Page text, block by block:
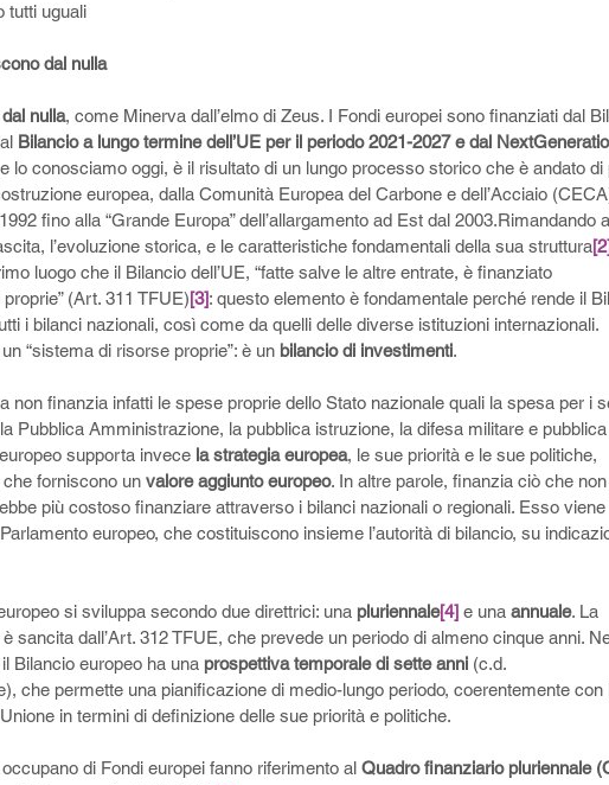
tutti uguali
dal nulla
nulla, come Minerva dall’elmo di Zeus. I Fondi europei sono finanziati dal
Bilancio a lungo termine dell’UE per il periodo 2021-2027 e dal
lo conosciamo oggi, è il risultato di un lungo processo storico che è andato di
europea, dalla Comunità Europea del Carbone e dell’Acciaio
fino alla “Grande Europa” dell’allargamento ad Est dal 2003.Rimandando
l’evoluzione storica, e le caratteristiche fondamentali della sua struttura
luogo che il Bilancio dell’UE, “fatte salve le altre entrate, è finanziato
(Art. 311 TFUE)[3]: questo elemento è fondamentale perché rende il
i bilanci nazionali, così come da quelli delle diverse istituzioni internazionali.
“sistema di risorse proprie”: è un bilancio di investimenti.
non finanzia infatti le spese proprie dello Stato nazionale quali la spesa per i
Pubblica Amministrazione, la pubblica istruzione, la difesa militare e pubblica
supporta invece la strategia europea, le sue priorità e le sue politiche,
forniscono un valore aggiunto europeo. In altre parole, finanzia ciò che non
più costoso finanziare attraverso i bilanci nazionali o regionali. Esso viene
europeo, che costituiscono insieme l’autorità di bilancio, su
si sviluppa secondo due direttrici: una pluriennale[4] e una annuale. La
sancita dall’Art. 312 TFUE, che prevede un periodo di almeno cinque anni.
Bilancio europeo ha una prospettiva temporale di sette anni (c.d.
che permette una pianificazione di medio-lungo periodo, coerentemente con
in termini di definizione delle sue priorità e politiche.
di Fondi europei fanno riferimento al Quadro finanziario pluriennale